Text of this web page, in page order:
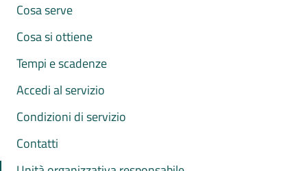
Cosa serve
Cosa si ottiene
Tempi e scadenze
Accedi al servizio
Condizioni di servizio
Contatti